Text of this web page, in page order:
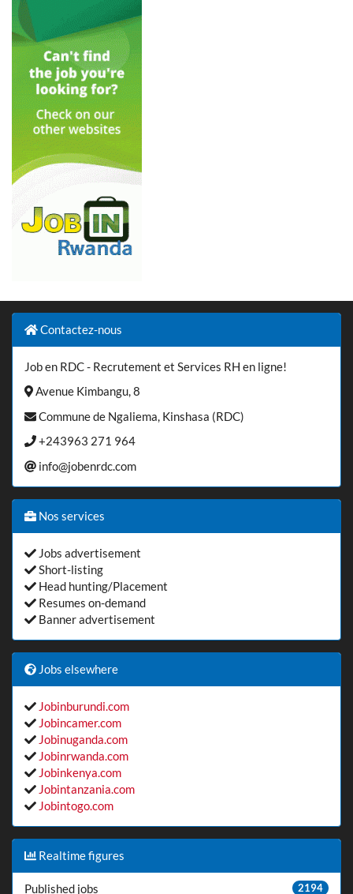
Contactez-nous
Job en RDC - Recrutement et Services RH en ligne!
Avenue Kimbangu, 8
Commune de Ngaliema, Kinshasa (RDC)
+243963 271 964
info@jobenrdc.com
Nos services
Jobs advertisement
Short-listing
Head hunting/Placement
Resumes on-demand
Banner advertisement
Jobs elsewhere
Jobinburundi.com
Jobincamer.com
Jobinuganda.com
Jobinrwanda.com
Jobinkenya.com
Jobintanzania.com
Jobintogo.com
Realtime figures
Published jobs 2194